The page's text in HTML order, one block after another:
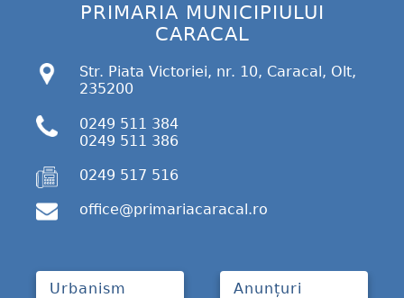
PRIMARIA MUNICIPIULUI
CARACAL
Str. Piata Victoriei, nr. 10, Caracal, Olt,
235200
0249 511 384
0249 511 386
0249 517 516
office@primariacaracal.ro
Urbanism Anunțuri